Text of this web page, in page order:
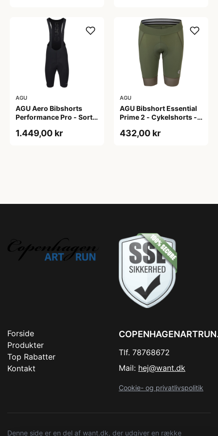
AGU
AGU Aero Bibshorts
Performance Pro - Sort -
1.449,00 kr
AGU
AGU Bibshort Essential
Prime 2 - Cykelshorts -
2XL
432,00 kr
Forside
Produkter
Top Rabatter
Kontakt
Tlf. 78768672
Mail: hej@want.dk
Cookie- og privatlivspolitik
Denne side er en del af want.dk, der udgiver en række